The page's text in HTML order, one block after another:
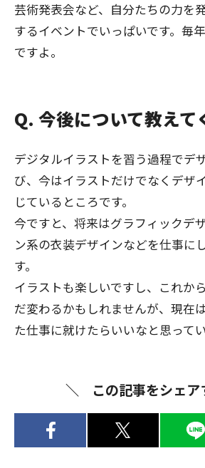
芸術発表会など、自分たちの力を
するイベントでいっぱいです。毎
ですよ。
Q. 今後について教えて
デジタルイラストを習う過程でデ
び、今はイラストだけでなくデザ
じているところです。
今ですと、将来はグラフィックデ
ン系の衣装デザインなどを仕事に
す。
イラストも楽しいですし、これか
だ変わるかもしれませんが、現在
た仕事に就けたらいいなと思って
この記事をシェア